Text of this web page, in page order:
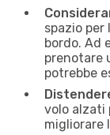
spazio per
bordo. Ad
prenotare
potrebbe
volo alzati
migliorare